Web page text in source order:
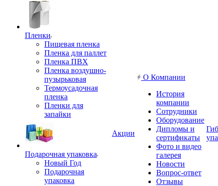
Пленки
Пищевая пленка
Пленка для паллет
Пленка ПВХ
Пленка воздушно-
пузырьковая
Термоусадочная
пленка
Пленки для
запайки
Подарочная упаковка
Новый Год
Подарочная
упаковка
Акции
О Компании
История
компании
Сотрудники
Оборудование
Дипломы и
сертификаты
Фото и видео
галерея
Новости
Вопрос-ответ
Отзывы